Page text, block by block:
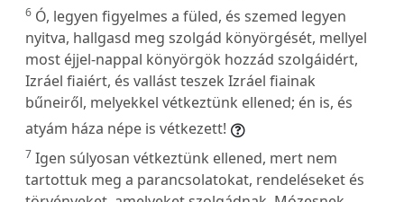
6 Ó, legyen figyelmes a füled, és szemed legyen
nyitva, hallgasd meg szolgád könyörgését, mellyel
most éjjel-nappal könyörgök hozzád szolgáidért,
Izráel fiaiért, és vallást teszek Izráel fiainak
bűneiről, melyekkel vétkeztünk ellened; én is, és
atyám háza népe is vétkezett!
7 Igen súlyosan vétkeztünk ellened, mert nem
tartottuk meg a parancsolatokat, rendeléseket és